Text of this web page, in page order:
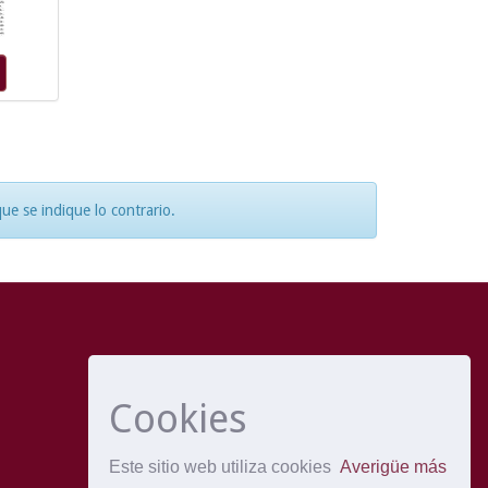
Cookies
Este sitio web utiliza cookies Averigüe más
se indique lo contrario.